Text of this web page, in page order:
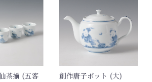
茶揃 (五客
創作唐子ポット (大)